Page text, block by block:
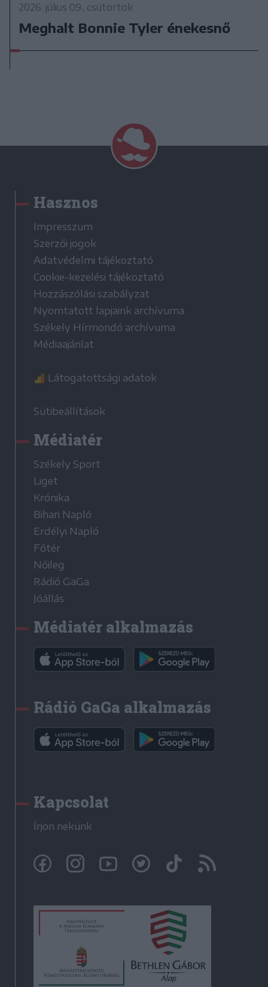
2026. július 09., csütörtök
Meghalt Bonnie Tyler énekesnő
Hasznos
Impresszum
Szerzői jogok
Adatvédelmi tájékoztató
Cookie-kezelési tájékoztató
Hozzászólási szabályzat
Nyomtatott lapjaink archívuma
Székely Hírmondó archívuma
Médiaajánlat
Látogatottsági adatok
Sütibeállítások
Médiatér
Székely Sport
Liget
Krónika
Bihari Napló
Erdélyi Napló
Főtér
Nőileg
Rádió GaGa
Jóállás
Médiatér alkalmazás
Rádió GaGa alkalmazás
Kapcsolat
Írjon nekünk